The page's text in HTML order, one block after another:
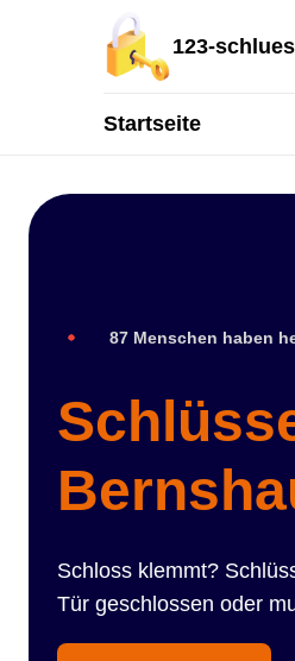
123-
Startseite
87 Menschen haben
Schloss klemmt?
Tür geschlossen oder